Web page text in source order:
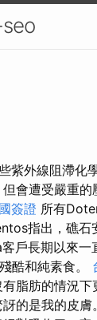
紫外線阻滯化
會遭受嚴重的
簽證 所有
指出，礁石
戶長期以來一
酷和純素食。
脂肪的情況下
的是我的皮膚